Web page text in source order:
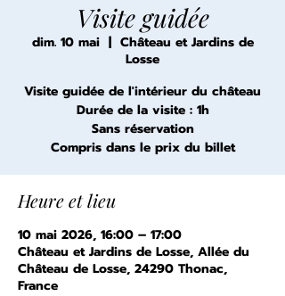
Visite guidée
dim. 10 mai
  |
Château et Jardins de
Losse
Visite guidée de l'intérieur du château
Durée de la visite : 1h
Sans réservation
Compris dans le prix du billet
Heure et lieu
10 mai 2026, 16:00 – 17:00
Château et Jardins de Losse, Allée du
Château de Losse, 24290 Thonac,
France